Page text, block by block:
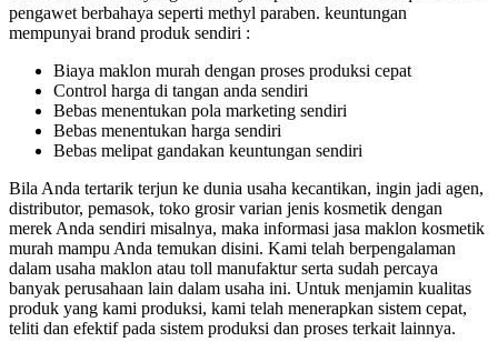
pengawet berbahaya seperti methyl paraben. keuntungan
mempunyai brand produk sendiri :
Biaya maklon murah dengan proses produksi cepat
Control harga di tangan anda sendiri
Bebas menentukan pola marketing sendiri
Bebas menentukan harga sendiri
Bebas melipat gandakan keuntungan sendiri
Bila Anda tertarik terjun ke dunia usaha kecantikan, ingin jadi agen,
distributor, pemasok, toko grosir varian jenis kosmetik dengan
merek Anda sendiri misalnya, maka informasi jasa maklon kosmetik
murah mampu Anda temukan disini. Kami telah berpengalaman
dalam usaha maklon atau toll manufaktur serta sudah percaya
banyak perusahaan lain dalam usaha ini. Untuk menjamin kualitas
produk yang kami produksi, kami telah menerapkan sistem cepat,
teliti dan efektif pada sistem produksi dan proses terkait lainnya.